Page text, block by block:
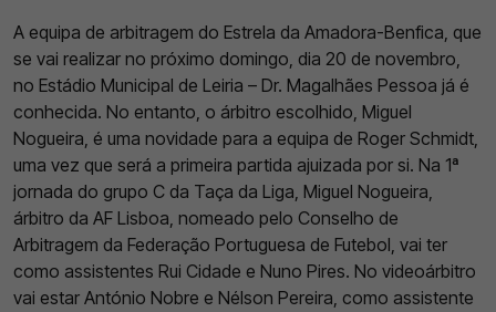
A equipa de arbitragem do Estrela da Amadora-Benfica, que
se vai realizar no próximo domingo, dia 20 de novembro,
no Estádio Municipal de Leiria – Dr. Magalhães Pessoa já é
conhecida. No entanto, o árbitro escolhido, Miguel
Nogueira, é uma novidade para a equipa de Roger Schmidt,
uma vez que será a primeira partida ajuizada por si. Na 1ª
jornada do grupo C da Taça da Liga, Miguel Nogueira,
árbitro da AF Lisboa, nomeado pelo Conselho de
Arbitragem da Federação Portuguesa de Futebol, vai ter
como assistentes Rui Cidade e Nuno Pires. No videoárbitro
vai estar António Nobre e Nélson Pereira, como assistente